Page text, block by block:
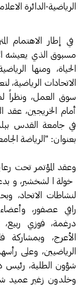
الرياضية-الدائرة
في إطار الاهتمام
مسبوق الذي يعيشه
الحياة، ومنها
الاتحادات
سوق العمل، ونظراً
أمام الخريجين، عقد
في جامعة القدس
بعنوان: "الرياضة
وعقد المؤتمر تحت
خولة الشخشير،
لنشاطات الاتحاد،
رافي عصفور،
درغمة، فوزي
الأعرج، وبمشاركة
الرياضيين، وعلى
شؤون الطلبة، رئيس
وخلدون زغير عميد